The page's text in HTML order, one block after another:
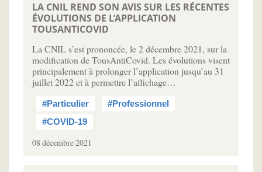
LA CNIL REND SON AVIS SUR LES RÉCENTES
ÉVOLUTIONS DE L’APPLICATION
TOUSANTICOVID
La CNIL s’est prononcée, le 2 décembre 2021, sur la
modification de TousAntiCovid. Les évolutions visent
principalement à prolonger l’application jusqu’au 31
juillet 2022 et à permettre l’affichage…
#Particulier
#Professionnel
#COVID-19
08 décembre 2021